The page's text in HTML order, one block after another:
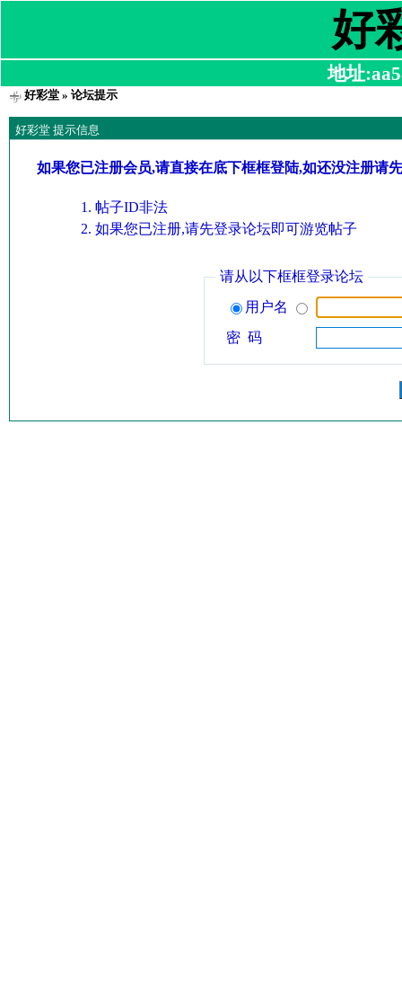
好
地址
好彩堂» 论坛提示
好彩堂 提示信息
如果您已注册会员,请直接在底下框框登陆,如还没注册请
帖子ID非法
如果您已注册,请先登录论坛即可游览帖子
请从以下框框登录论坛
用户名
密 码